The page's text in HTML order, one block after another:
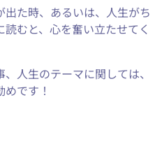
た時、あるいは、人生がち
むと、心を奮い立たせてく
人生のテーマに関しては、
です！